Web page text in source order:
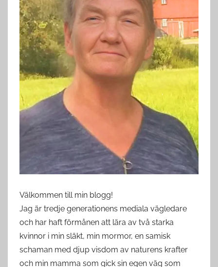
Välkommen till min blogg!
Jag är tredje generationens mediala vägledare
och har haft förmånen att lära av två starka
kvinnor i min släkt, min mormor, en samisk
schaman med djup visdom av naturens krafter
och min mamma som gick sin egen väg som